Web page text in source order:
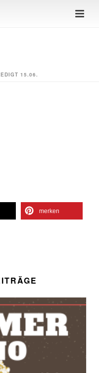
15.06.
merken